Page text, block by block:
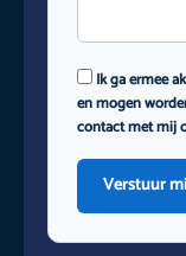
Ik ga ermee
en mogen
contact met mij
Verstuur